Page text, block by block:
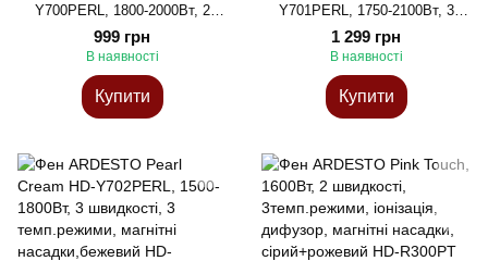
Y700PERL, 1800-2000Вт, 2
швидкості, 3 темп.режими,
бежевий
999 грн
В наявності
Купити
Y701PERL, 1750-2100Вт, 3
швидкості, 3 темп.режими,
бежевий
1 299 грн
В наявності
Купити